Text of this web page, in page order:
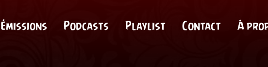
Émissions Podcasts Playlist Contact À